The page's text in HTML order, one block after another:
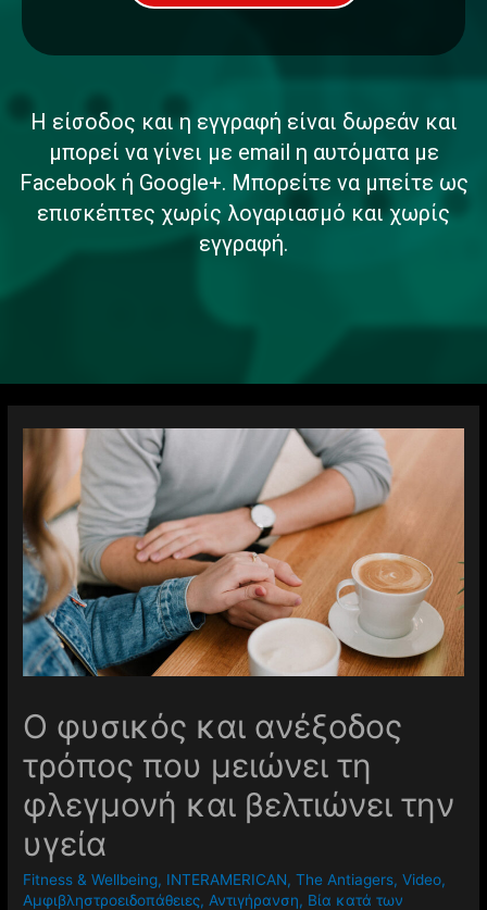
Η είσοδος και η εγγραφή είναι δωρεάν και
μπορεί να γίνει με email η αυτόματα με
Facebook ή Google+. Μπορείτε να μπείτε ως
επισκέπτες χωρίς λογαριασμό και χωρίς
εγγραφή.
Ο φυσικός και ανέξοδος
τρόπος που μειώνει τη
φλεγμονή και βελτιώνει την
υγεία
Fitness & Wellbeing, INTERAMERICAN,The Antiagers,Video,
Αμφιβληστροειδοπάθειες, Αντιγήρανση, Βία κατά των